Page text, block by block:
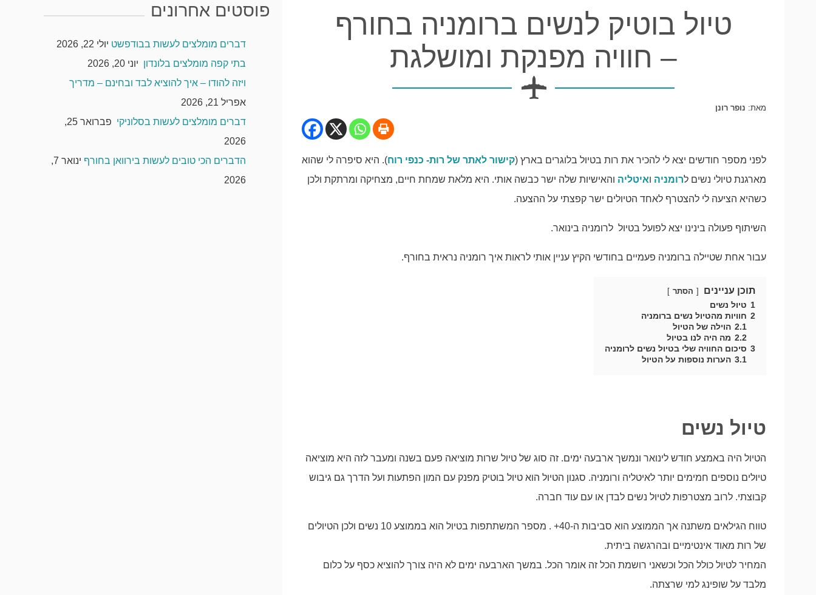
טיול בוטיק לנשים ברומניה בחורף
– חוויה מפנקת ומושלגת
מאת: נופר רונן
לפני מספר חודשים יצא לי להכיר את רות בטיול בלוגרים בארץ (קישור לאתר של רות- כנפי רוח). היא סיפרה לי שהוא
מארגנת טיולי נשים לרומניה ואיטליה והאישיות שלה ישר כבשה אותי. היא מלאת שמחת חיים, מצחיקה ומרתקת ולכן
כשהיא הציעה לי להצטרף לאחד הטיולים ישר קפצתי על ההצעה.
השיתוף פעולה בינינו יצא לפועל בטיול לרומניה בינואר.
עבור אחת שטיילה ברומניה פעמיים בחודשי הקיץ עניין אותי לראות איך רומניה נראית בחורף.
תוכן עניינים הסתר
1 טיול נשים
2 חוויות מהטיול נשים ברומניה
2.1 הוילה של הטיול
2.2 מה היה לנו בטיול
3 סיכום החוויה שלי בטיול נשים לרומניה
3.1 הערות נוספות על הטיול
טיול נשים
הטיול היה באמצע חודש לינואר ונמשך ארבעה ימים. זה סוג של טיול שרות מוציאה פעם בשנה ומעבר לזה היא מוציאה
טיולים נוספים חמימים יותר לאיטליה ורומניה. סגנון הטיול הוא טיול בוטיק מפנק עם המון הפתעות ועל הדרך גם גיבוש
קבוצתי. לרוב מצטרפות לטיול נשים לבדן או עם עוד חברה.
טווח הגילאים משתנה אך הממוצע הוא סביבות ה-40+ . מספר המשתתפות בטיול הוא בממוצע 10 נשים ולכן הטיולים
של רות מאוד אינטימיים ובהרגשה ביתית.
המחיר לטיול כולל הכל וכשאני רושמת הכל זה אומר הכל. במשך הארבעה ימים לא היה צורך להוציא כסף על כלום
מלבד על שופינג למי שרצתה.
פוסטים אחרונים
דברים מומלצים לעשות בבודפשט יולי 22, 2026
בתי קפה מומלצים בלונדון יוני 20, 2026
ויזה להודו – איך להוציא לבד ובחינם – מדריך
אפריל 21, 2026
דברים מומלצים לעשות בסלוניקי
פברואר 25,
2026
הדברים הכי טובים לעשות בירוואן בחורף
ינואר 7,
2026